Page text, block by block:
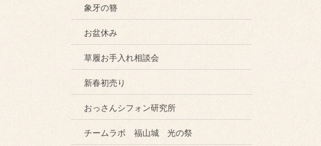
象牙の簪
お盆休み
草履お手入れ相談会
新春初売り
おっさんシフォン研究所
チームラボ 福山城 光の祭